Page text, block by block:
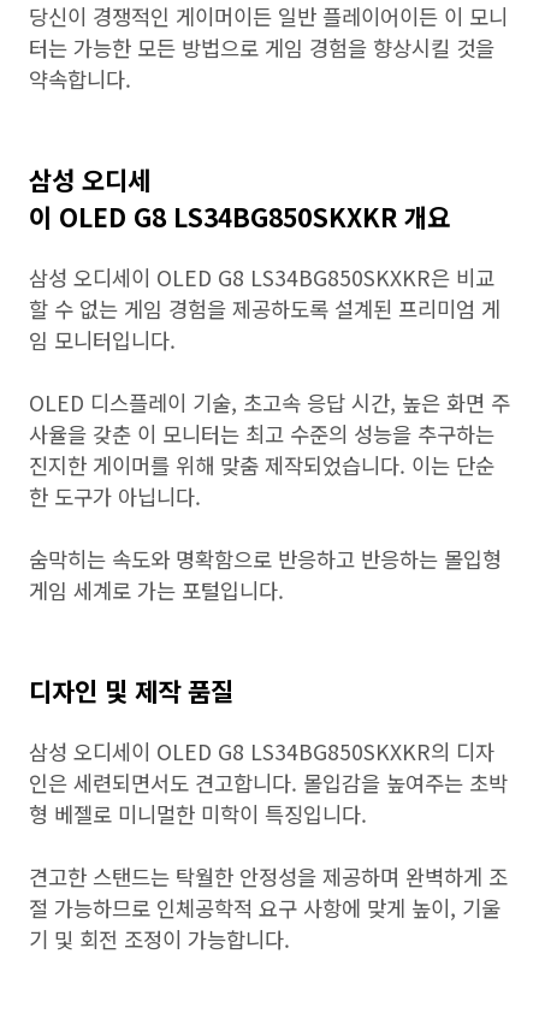
당신이 경쟁적인 게이머이든 일반 플레이어이든 이 모니
터는 가능한 모든 방법으로 게임 경험을 향상시킬 것을
약속합니다.
삼성 오디세
이 OLED G8 LS34BG850SKXKR 개요
삼성 오디세이 OLED G8 LS34BG850SKXKR은 비교
할 수 없는 게임 경험을 제공하도록 설계된 프리미엄 게
임 모니터입니다.
OLED 디스플레이 기술, 초고속 응답 시간, 높은 화면 주
사율을 갖춘 이 모니터는 최고 수준의 성능을 추구하는
진지한 게이머를 위해 맞춤 제작되었습니다. 이는 단순
한 도구가 아닙니다.
숨막히는 속도와 명확함으로 반응하고 반응하는 몰입형
게임 세계로 가는 포털입니다.
디자인 및 제작 품질
삼성 오디세이 OLED G8 LS34BG850SKXKR의 디자
인은 세련되면서도 견고합니다. 몰입감을 높여주는 초박
형 베젤로 미니멀한 미학이 특징입니다.
견고한 스탠드는 탁월한 안정성을 제공하며 완벽하게 조
절 가능하므로 인체공학적 요구 사항에 맞게 높이, 기울
기 및 회전 조정이 가능합니다.